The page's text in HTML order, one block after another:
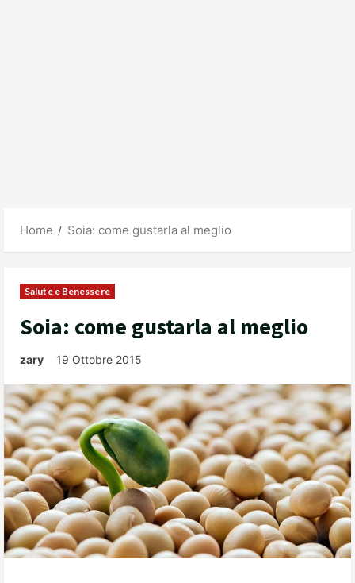
Home Soia: come gustarla al meglio
Salute e Benessere
Soia: come gustarla al meglio
zary 19 Ottobre 2015